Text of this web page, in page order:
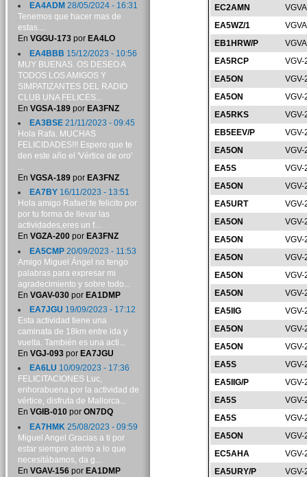
EC2AMN
EA5WZ/1
EB1HRW/P
EA5RCP
VGV-
EA5ON
VGV-
EA5ON
VGV-
EA5RKS
VGV-
EB5EEV/P
VGV-
EA5ON
VGV-
EA5S
VGV-
EA5ON
VGV-
EA5URT
VGV-
EA5ON
VGV-
EA5ON
VGV-
EA5ON
VGV-
EA5ON
VGV-
EA5ON
VGV-
EA5IIG
VGV-
EA5ON
VGV-
EA5ON
VGV-
EA5S
VGV-
EA5IIG/P
VGV-
EA5S
VGV-
EA5S
VGV-
EA5ON
VGV-
EC5AHA
VGV-
EA5URY/P
VGV-
EA4ADM 28/05/2024 - 16:31
Tenemos que hacer mas de
estas....
En VGGU-173por EA4LO
EA4BBB 15/12/2023 - 10:56
MUY BUENAS. OS DESEO A
TODOS LOS AMIGOS Y
SIMPATIZANTES DEL RADIO
CLUB UNA FELICES...
En VGSA-189por EA3FNZ
EA3BSE21/11/2023 - 09:45
Hola Rafa. MUCHAS
FELICIDADES!!! Espero que te
den este año el 'Vértice de oro'
...
En VGSA-189por EA3FNZ
EA7BY16/11/2023 - 13:51
Hola amigo Rafael:te felicito por
por tu forma de llevar las
actividades,eres un f...
En VGZA-200por EA3FNZ
EA5CMP20/09/2023 - 11:53
Amigo Miguel Ángel no tengo
palabras para expresar mi
agradecimiento y sobre todo...
En VGAV-030por EA1DMP
EA7JGU 19/09/2023 - 17:12
Esta actividad tiene una
caminata de 18km entre ida y
vuelta. También es una acti...
En VGJ-093por EA7JGU
EA6LU 10/09/2023 - 17:36
FELICITACIONES Luc,
enhorabuena por la actividad de
vértice, disfruta de Mallorca...
En VGIB-010por ON7DQ
EA7HMK 25/08/2023 - 09:59
Miguel Angel Gracias a ti por
estar siempre atento a lo que
necesitábamos, da g...
En VGAV-156por EA1DMP